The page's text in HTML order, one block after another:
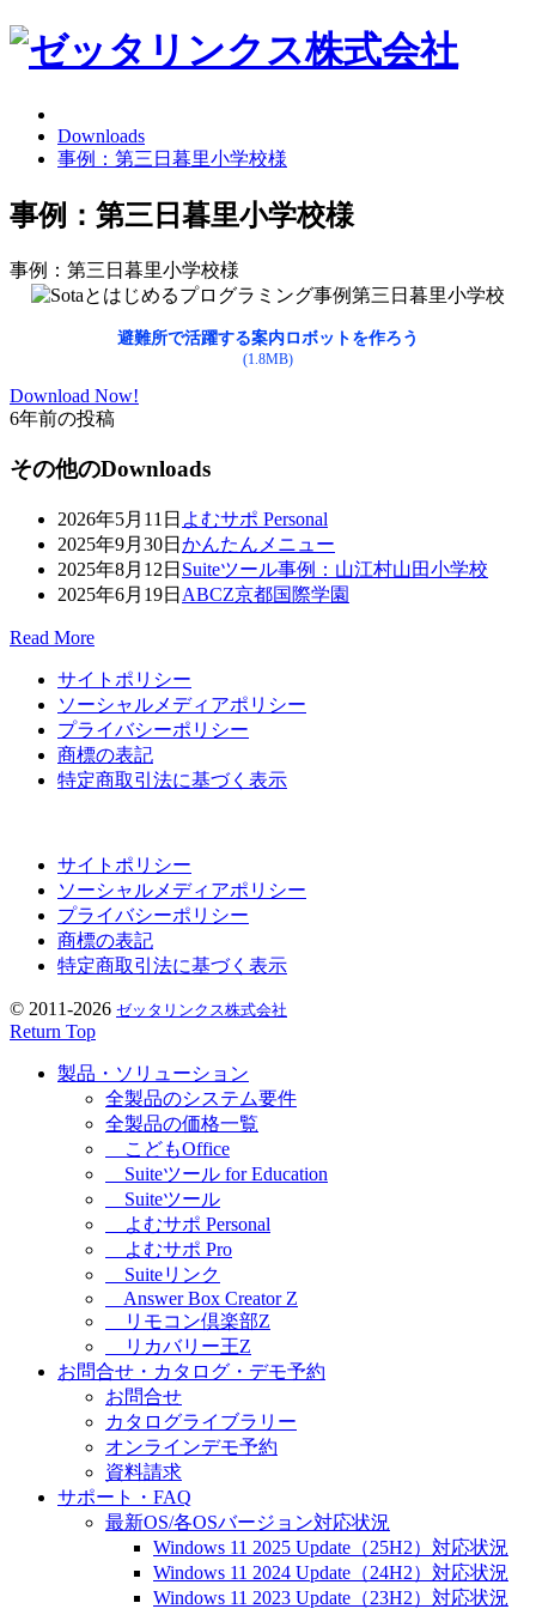
Downloads
事例：第三日暮里小学校様
事例：第三日暮里小学校様
事例：第三日暮里小学校様
避難所で活躍する案内ロボットを作ろう
(1.8MB)
Download Now!
6年前の投稿
その他のDownloads
2026年5月11日 よむサポ Personal
2025年9月30日 かんたんメニュー
2025年8月12日 Suiteツール事例：山江村山田小学校
2025年6月19日 ABCZ京都国際学園
Read More
サイトポリシー
ソーシャルメディアポリシー
プライバシーポリシー
商標の表記
特定商取引法に基づく表示
サイトポリシー
ソーシャルメディアポリシー
プライバシーポリシー
商標の表記
特定商取引法に基づく表示
© 2011-2026 ゼッタリンクス株式会社
Return Top
製品・ソリューション
全製品のシステム要件
全製品の価格一覧
こどもOffice
Suiteツール for Education
Suiteツール
よむサポ Personal
よむサポ Pro
Suiteリンク
Answer Box Creator Z
リモコン倶楽部Z
リカバリー王Z
お問合せ・カタログ・デモ予約
お問合せ
カタログライブラリー
オンラインデモ予約
資料請求
サポート・FAQ
最新OS/各OSバージョン対応状況
Windows 11 2025 Update（25H2）対応状況
Windows 11 2024 Update（24H2）対応状況
Windows 11 2023 Update（23H2）対応状況